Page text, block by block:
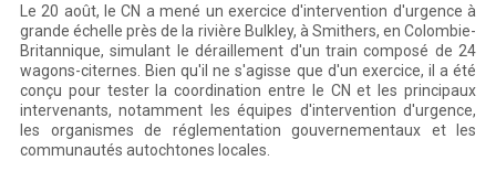
Le 20 août, le CN a mené un exercice d'intervention d'urgence à
grande échelle près de la rivière Bulkley, à Smithers, en Colombie-
Britannique, simulant le déraillement d'un train composé de 24
wagons-citernes. Bien qu'il ne s'agisse que d'un exercice, il a été
conçu pour tester la coordination entre le CN et les principaux
intervenants, notamment les équipes d'intervention d'urgence,
les organismes de réglementation gouvernementaux et les
communautés autochtones locales.